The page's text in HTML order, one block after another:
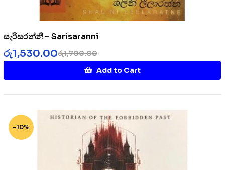
සැරිසරන්නී – Sarisaranni
රු1,700.00
රු1,530.00
Add to Cart
-10%